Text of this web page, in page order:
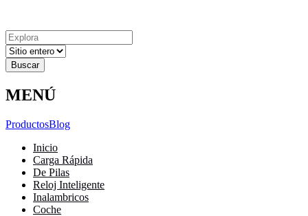
Resultados
para
MENÚ
ProductosBlog
Inicio
Carga Rápida
De Pilas
Reloj Inteligente
Inalambricos
Coche